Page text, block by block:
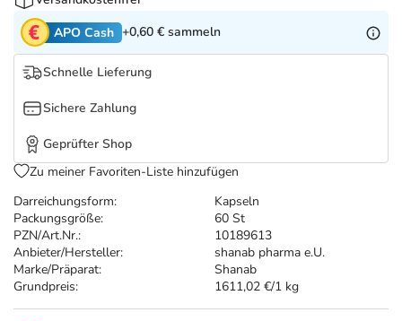
Tierapotheke
Vitamine & Mineralstoffe
Marken
Salus Deals
Darreichungsform:
Kapseln
Packungsgröße:
60 St
PZN/Art.Nr.:
10189613
Anbieter/Hersteller:
shanab pharma e.U.
Marke/Präparat:
Shanab
Grundpreis:
1611,02 €/1 kg
APO Cash +0,60 € sammeln
Schnelle Lieferung
Sichere Zahlung
Geprüfter Shop
Zu meiner Favoriten-Liste hinzufügen